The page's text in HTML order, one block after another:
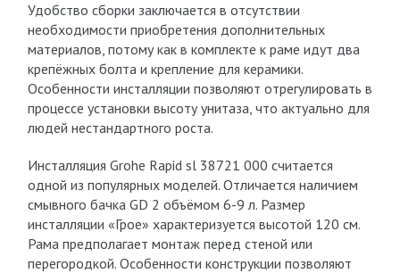
Удобство сборки заключается в отсутствии
необходимости приобретения дополнительных
материалов, потому как в комплекте к раме идут два
крепёжных болта и крепление для керамики.
Особенности инсталляции позволяют отрегулировать в
процессе установки высоту унитаза, что актуально для
людей нестандартного роста.
Инсталляция Grohe Rapid sl 38721 000 считается
одной из популярных моделей. Отличается наличием
смывного бачка GD 2 объёмом 6-9 л. Размер
инсталляции «Грое» характеризуется высотой 120 см.
Рама предполагает монтаж перед стеной или
перегородкой. Особенности конструкции позволяют